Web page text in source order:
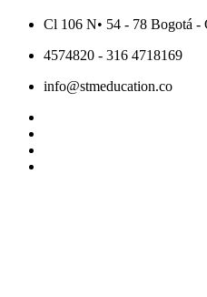
Cl 106 N• 54 - 78 Bogotá -
4574820 - 316 4718169
info@stmeducation.co